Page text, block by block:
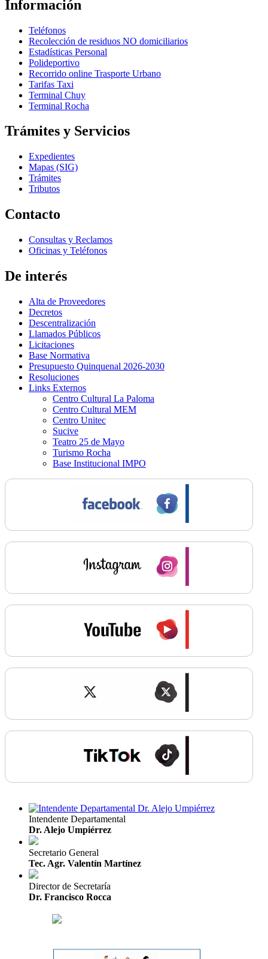
Información
Teléfonos
Recolección de residuos NO domiciliarios
Estadísticas Personal
Polideportivo
Recorrido online Trasporte Urbano
Tarifas Taxi
Terminal Chuy
Terminal Rocha
Trámites y Servicios
Expedientes
Mapas (SIG)
Trámites
Tributos
Contacto
Consultas y Reclamos
Oficinas y Teléfonos
De interés
Alta de Proveedores
Decretos
Descentralización
Llamados Públicos
Licitaciones
Base Normativa
Presupuesto Quinquenal 2026-2030
Resoluciones
Links Externos
Centro Cultural La Paloma
Centro Cultural MEM
Centro Unitec
Sucive
Teatro 25 de Mayo
Turismo Rocha
Base Institucional IMPO
Intendente Departamental
Dr. Alejo Umpiérrez
Secretario General
Tec. Agr. Valentín Martínez
Director de Secretaría
Dr. Francisco Rocca